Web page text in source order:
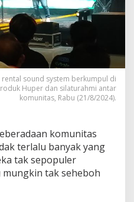
sound system berkumpul di
Huper dan silaturahmi antar
komunitas, Rabu (21/8/2024).
komunitas
terlalu banyak yang
tak sepopuler
tak seheboh